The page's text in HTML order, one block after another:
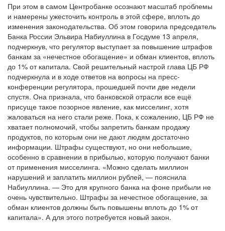
При этом в самом Центробанке осознают масштаб проблемы
и намерены ужесточить контроль в этой сфере, вплоть до
изменения законодательства. Об этом говорила председатель
Банка России Эльвира Набиуллина в Госдуме 13 апреля,
подчеркнув, что регулятор выступает за повышение штрафов
банкам за «нечестное обогащение» и обман клиентов, вплоть
до 1% от капитала. Свой решительный настрой глава ЦБ РФ
подчеркнула и в ходе ответов на вопросы на пресс-
конференции регулятора, прошедшей почти две недели
спустя. Она признала, что банковской отрасли все ещё
присуще такое позорное явление, как мисселинг, хотя
жаловаться на него стали реже. Пока, к сожалению, ЦБ РФ не
хватает полномочий, чтобы запретить банкам продажу
продуктов, по которым они не дают людям достаточно
информации. Штрафы существуют, но они небольшие,
особенно в сравнении в прибылью, которую получают банки
от применения мисселинга. «Можно сделать миллион
нарушений и заплатить миллион рублей, — пояснила
Набиуллина. — Это для крупного банка на фоне прибыли не
очень чувствительно. Штрафы за нечестное обогащение, за
обман клиентов должны быть повышены вплоть до 1% от
капитала». А для этого потребуется новый закон.